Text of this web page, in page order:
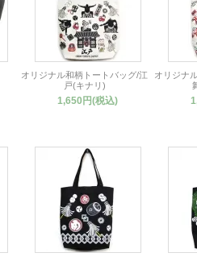
オリジナル和柄トートバッグ/江
戸(キナリ)
1,650円(税込)
オリジナ